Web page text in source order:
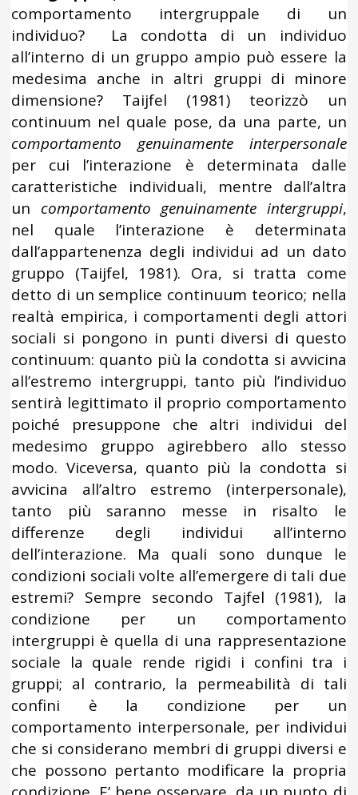
comportamento intergruppale di un
individuo? La condotta di un individuo
all’interno di un gruppo ampio può essere la
medesima anche in altri gruppi di minore
dimensione? Taijfel (1981) teorizzò un
continuum nel quale pose, da una parte, un
comportamento genuinamente interpersonale
per cui l’interazione è determinata dalle
caratteristiche individuali, mentre dall’altra
un comportamento genuinamente intergruppi,
nel quale l’interazione è determinata
dall’appartenenza degli individui ad un dato
gruppo (Taijfel, 1981). Ora, si tratta come
detto di un semplice continuum teorico; nella
realtà empirica, i comportamenti degli attori
sociali si pongono in punti diversi di questo
continuum: quanto più la condotta si avvicina
all’estremo intergruppi, tanto più l’individuo
sentirà legittimato il proprio comportamento
poiché presuppone che altri individui del
medesimo gruppo agirebbero allo stesso
modo. Viceversa, quanto più la condotta si
avvicina all’altro estremo (interpersonale),
tanto più saranno messe in risalto le
differenze degli individui all’interno
dell’interazione. Ma quali sono dunque le
condizioni sociali volte all’emergere di tali due
estremi? Sempre secondo Tajfel (1981), la
condizione per un comportamento
intergruppi è quella di una rappresentazione
sociale la quale rende rigidi i confini tra i
gruppi; al contrario, la permeabilità di tali
confini è la condizione per un
comportamento interpersonale, per individui
che si considerano membri di gruppi diversi e
che possono pertanto modificare la propria